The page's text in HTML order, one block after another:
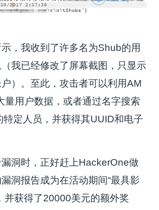
，我收到了许多名为Shub的用
我已经修改了屏幕截图，只显示
）。至此，攻击者可以利用AM
量用户数据，或者通过名字搜索
特定人员，并获得其UUID和电子
洞时，正好赶上HackerOne做
洞报告成为在活动期间“最具影
并获得了20000美元的额外奖